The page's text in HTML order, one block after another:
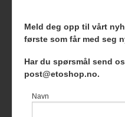
Frakt
Meld deg opp til vårt
første som får med seg
Har du spørsmål send
post@etoshop.no.
Navn